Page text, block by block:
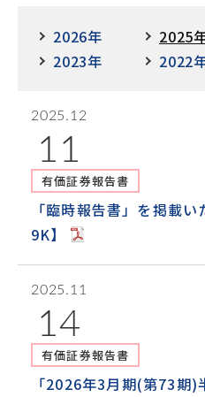
2026年 2025
2023年
2022
2025.12
11
有価証券報告書
「臨時報告書」を掲載
9K】
2025.11
14
有価証券報告書
「2026年3月期(第73期